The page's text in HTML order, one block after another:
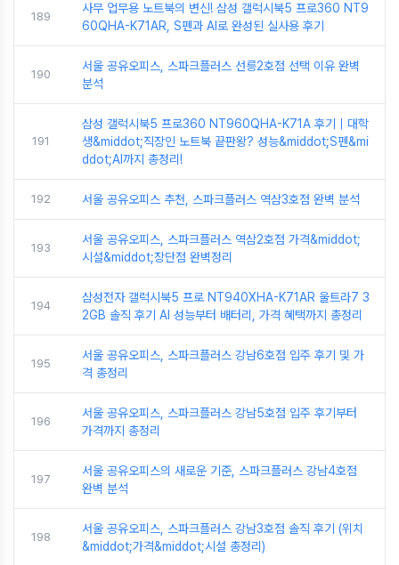
189
사무 업무용 노트북의 변신! 삼성 갤럭시북5 프로360 NT9
60QHA-K71AR, S펜과 AI로 완성된 실사용 후기
190
서울 공유오피스, 스파크플러스 선릉2호점 선택 이유 완벽
분석
191
삼성 갤럭시북5 프로360 NT960QHA-K71A 후기｜대학
생&middot;직장인 노트북 끝판왕? 성능&middot;S펜&mi
ddot;AI까지 총정리!
192 서울 공유오피스 추천, 스파크플러스 역삼3호점 완벽 분석
193
서울 공유오피스, 스파크플러스 역삼2호점 가격&middot;
시설&middot;장단점 완벽정리
194
삼성전자 갤럭시북5 프로 NT940XHA-K71AR 울트라7 3
2GB 솔직 후기 AI 성능부터 배터리, 가격 혜택까지 총정리
195
서울 공유오피스, 스파크플러스 강남6호점 입주 후기 및 가
격 총정리
196
서울 공유오피스, 스파크플러스 강남5호점 입주 후기부터
가격까지 총정리
197
서울 공유오피스의 새로운 기준, 스파크플러스 강남4호점
완벽 분석
198
서울 공유오피스, 스파크플러스 강남3호점 솔직 후기 (위치
&middot;가격&middot;시설 총정리)